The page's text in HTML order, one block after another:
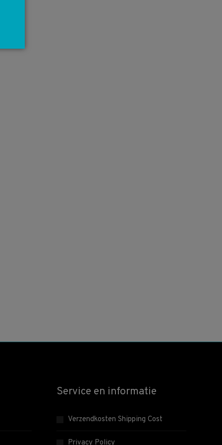
Service en informatie
Verzendkosten Shipping Cost
Privacy Policy